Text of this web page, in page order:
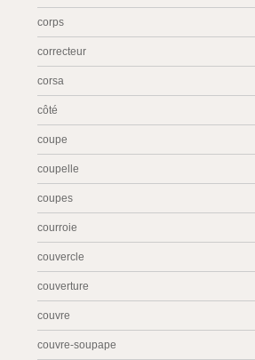
corps
correcteur
corsa
côté
coupe
coupelle
coupes
courroie
couvercle
couverture
couvre
couvre-soupape